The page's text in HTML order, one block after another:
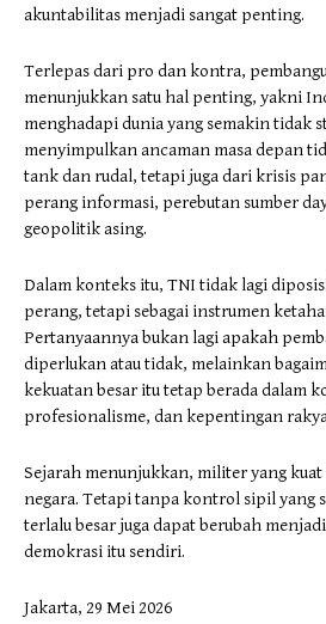
akuntabilitas menjadi sangat penting.
Terlepas dari pro dan kontra,
menunjukkan satu hal penting, yakni
menghadapi dunia yang semakin tidak
menyimpulkan ancaman masa depan
tank dan rudal, tetapi juga dari krisis
perang informasi, perebutan sumber
geopolitik asing.
Dalam konteks itu, TNI tidak lagi
perang, tetapi sebagai instrumen
Pertanyaannya bukan lagi apakah
diperlukan atau tidak, melainkan
kekuatan besar itu tetap berada dalam
profesionalisme, dan kepentingan
Sejarah menunjukkan, militer yang
negara. Tetapi tanpa kontrol sipil yang
terlalu besar juga dapat berubah
demokrasi itu sendiri.
Jakarta, 29 Mei 2026